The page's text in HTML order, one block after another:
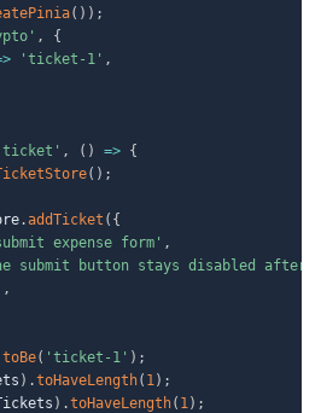
( ) ) ;
,
{
'ticket-1' ,
ticket' , ( ) => {
( ) ;
.addTicket ( {
expense form' ,
submit button stays disabled
,
toBe( 'ticket-1' ) ;
) .toHaveLength( 1) ;
) .toHaveLength( 1) ;